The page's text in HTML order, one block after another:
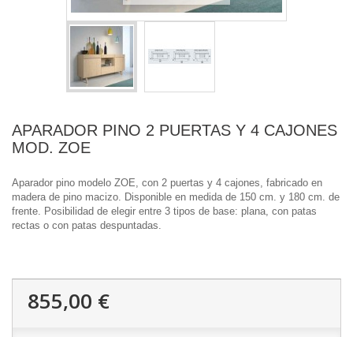
APARADOR PINO 2 PUERTAS Y 4 CAJONES
MOD. ZOE
Aparador pino modelo ZOE, con 2 puertas y 4 cajones, fabricado en
madera de pino macizo. Disponible en medida de 150 cm. y 180 cm. de
frente. Posibilidad de elegir entre 3 tipos de base: plana, con patas
rectas o con patas despuntadas.
855,00 €